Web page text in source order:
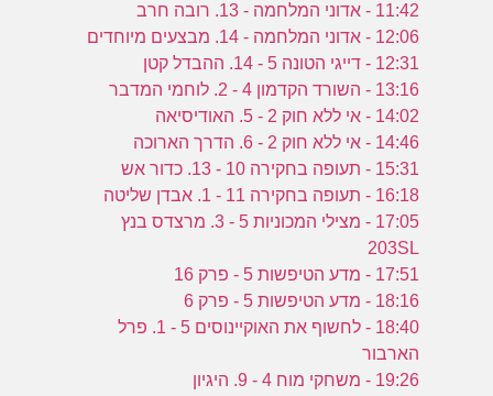
11:42 - אדוני המלחמה - 13. רובה חרב
12:06 - אדוני המלחמה - 14. מבצעים מיוחדים
12:31 - דייגי הטונה 5 - 14. ההבדל קטן
13:16 - השורד הקדמון 4 - 2. לוחמי המדבר
14:02 - אי ללא חוק 2 - 5. האודיסיאה
14:46 - אי ללא חוק 2 - 6. הדרך הארוכה
15:31 - תעופה בחקירה 10 - 13. כדור אש
16:18 - תעופה בחקירה 11 - 1. אבדן שליטה
17:05 - מצילי המכוניות 5 - 3. מרצדס בנץ
203SL
17:51 - מדע הטיפשות 5 - פרק 16
18:16 - מדע הטיפשות 5 - פרק 6
18:40 - לחשוף את האוקיינוסים 5 - 1. פרל
הארבור
19:26 - משחקי מוח 4 - 9. היגיון